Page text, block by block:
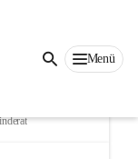
Menü